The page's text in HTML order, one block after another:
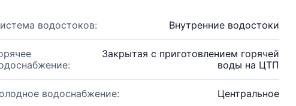
водостоков: Внутренние водостоки
Закрытая с приготовлением горячей
воды на ЦТП
водоснабжение: Центральное